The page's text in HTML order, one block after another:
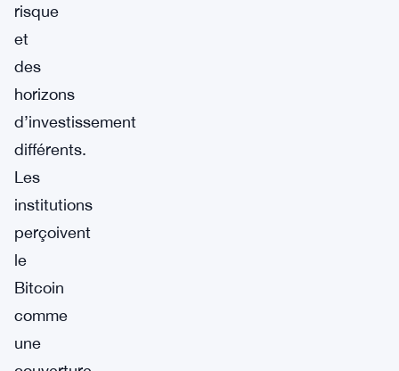
risque
et
des
horizons
d’investissement
différents.
Les
institutions
perçoivent
le
Bitcoin
comme
une